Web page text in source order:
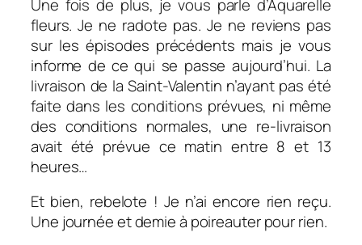
Une fois de plus, je vous parle d’Aquarelle
fleurs. Je ne radote pas. Je ne reviens pas
sur les épisodes précédents mais je vous
informe de ce qui se passe aujourd’hui. La
livraison de la Saint-Valentin n’ayant pas été
faite dans les conditions prévues, ni même
des conditions normales, une re-livraison
avait été prévue ce matin entre 8 et 13
heures…
Et bien, rebelote ! Je n’ai encore rien reçu.
Une journée et demie à poireauter pour rien.